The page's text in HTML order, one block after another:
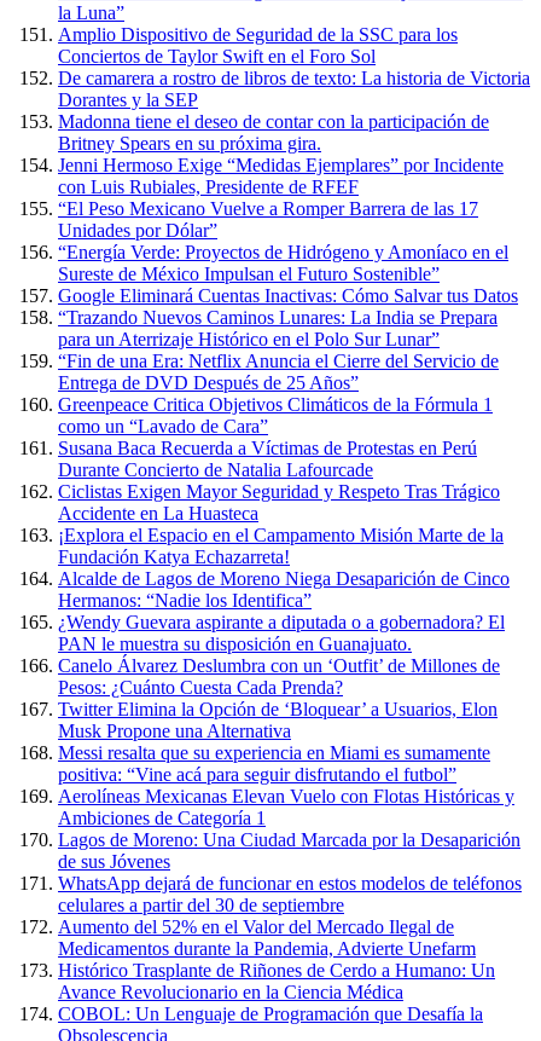
la Luna”
Amplio Dispositivo de Seguridad de la SSC para los
Conciertos de Taylor Swift en el Foro Sol
De camarera a rostro de libros de texto: La historia de Victoria
Dorantes y la SEP
Madonna tiene el deseo de contar con la participación de
Britney Spears en su próxima gira.
Jenni Hermoso Exige “Medidas Ejemplares” por Incidente
con Luis Rubiales, Presidente de RFEF
“El Peso Mexicano Vuelve a Romper Barrera de las 17
Unidades por Dólar”
“Energía Verde: Proyectos de Hidrógeno y Amoníaco en el
Sureste de México Impulsan el Futuro Sostenible”
Google Eliminará Cuentas Inactivas: Cómo Salvar tus Datos
“Trazando Nuevos Caminos Lunares: La India se Prepara
para un Aterrizaje Histórico en el Polo Sur Lunar”
“Fin de una Era: Netflix Anuncia el Cierre del Servicio de
Entrega de DVD Después de 25 Años”
Greenpeace Critica Objetivos Climáticos de la Fórmula 1
como un “Lavado de Cara”
Susana Baca Recuerda a Víctimas de Protestas en Perú
Durante Concierto de Natalia Lafourcade
Ciclistas Exigen Mayor Seguridad y Respeto Tras Trágico
Accidente en La Huasteca
¡Explora el Espacio en el Campamento Misión Marte de la
Fundación Katya Echazarreta!
Alcalde de Lagos de Moreno Niega Desaparición de Cinco
Hermanos: “Nadie los Identifica”
¿Wendy Guevara aspirante a diputada o a gobernadora? El
PAN le muestra su disposición en Guanajuato.
Canelo Álvarez Deslumbra con un ‘Outfit’ de Millones de
Pesos: ¿Cuánto Cuesta Cada Prenda?
Twitter Elimina la Opción de ‘Bloquear’ a Usuarios, Elon
Musk Propone una Alternativa
Messi resalta que su experiencia en Miami es sumamente
positiva: “Vine acá para seguir disfrutando el futbol”
Aerolíneas Mexicanas Elevan Vuelo con Flotas Históricas y
Ambiciones de Categoría 1
Lagos de Moreno: Una Ciudad Marcada por la Desaparición
de sus Jóvenes
WhatsApp dejará de funcionar en estos modelos de teléfonos
celulares a partir del 30 de septiembre
Aumento del 52% en el Valor del Mercado Ilegal de
Medicamentos durante la Pandemia, Advierte Unefarm
Histórico Trasplante de Riñones de Cerdo a Humano: Un
Avance Revolucionario en la Ciencia Médica
COBOL: Un Lenguaje de Programación que Desafía la
Obsolescencia